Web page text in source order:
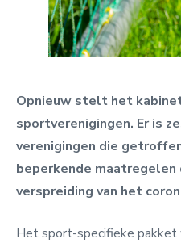
Opnieuw stelt het
sportverenigingen. Er is
verenigingen die
beperkende
verspreiding van het
Het sport-specifieke